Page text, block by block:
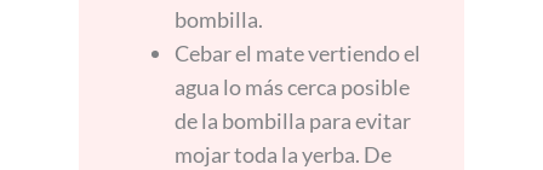
bombilla.
Cebar el mate vertiendo el
agua lo más cerca posible
de la bombilla para evitar
mojar toda la yerba. De